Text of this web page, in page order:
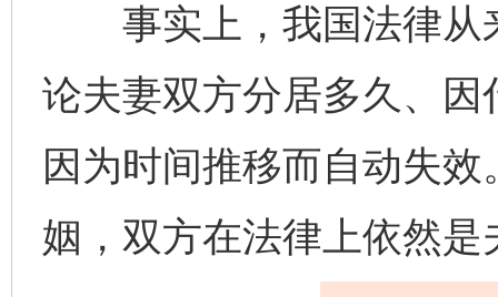
事实上，我国法律从
论夫妻双方分居多久、
因为时间推移而自动失
姻，双方在法律上依然是